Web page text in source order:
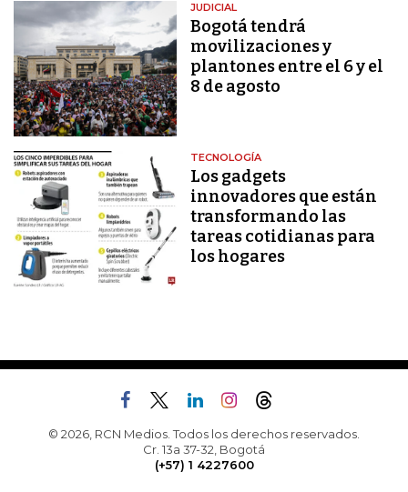
JUDICIAL
Bogotá tendrá
movilizaciones y
plantones entre el 6 y el
8 de agosto
TECNOLOGÍA
Los gadgets
innovadores que están
transformando las
tareas cotidianas para
los hogares
© 2026, RCN Medios. Todos los derechos reservados.
Cr. 13a 37-32, Bogotá
(+57) 1 4227600